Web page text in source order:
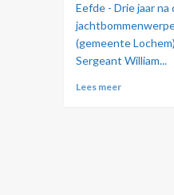
Eefde - Drie jaar
(gemeente
Sergeant William...
Lees meer